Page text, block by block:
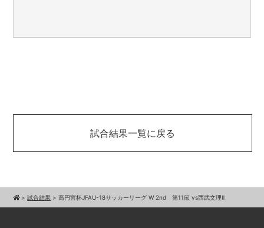
試合結果一覧に戻る
>試合結果 >高円宮杯JFAU-18サッカーリーグ W 2nd 第11節 vs西武文理Ⅱ